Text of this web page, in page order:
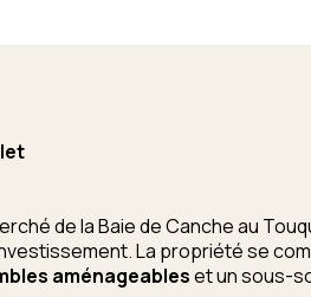
de la Baie de Canche au
La propriété se
aménageableset un sous-